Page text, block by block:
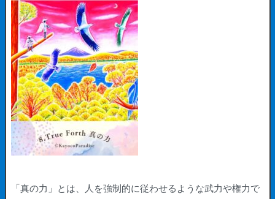
「真の力」とは、人を強制的に従わせるような武力や権力で